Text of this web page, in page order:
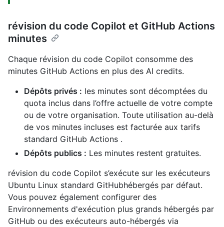
révision du code Copilot et GitHub Actions
minutes
Chaque révision du code Copilot consomme des
minutes GitHub Actions en plus des AI credits.
Dépôts privés : les minutes sont décomptées du
quota inclus dans l’offre actuelle de votre compte
ou de votre organisation. Toute utilisation au-delà
de vos minutes incluses est facturée aux tarifs
standard GitHub Actions .
Dépôts publics : Les minutes restent gratuites.
révision du code Copilot s’exécute sur les exécuteurs
Ubuntu Linux standard GitHubhébergés par défaut.
Vous pouvez également configurer des
Environnements d'exécution plus grands hébergés par
GitHub ou des exécuteurs auto-hébergés via